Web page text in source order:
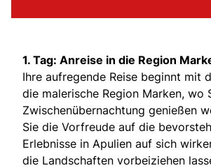
1. Tag: Anreise in die Region
Ihre aufregende Reise beginnt mit
die malerische Region Marken, wo
Zwischenübernachtung genießen
Sie die Vorfreude auf die
Erlebnisse in Apulien auf sich
die Landschaften vorbeiziehen